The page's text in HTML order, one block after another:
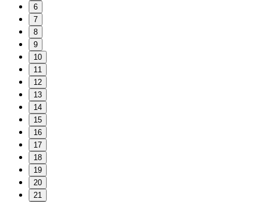
6
7
8
9
10
11
12
13
14
15
16
17
18
19
20
21